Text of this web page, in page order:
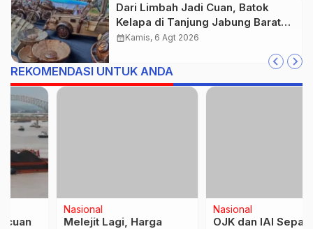
Dari Limbah Jadi Cuan, Batok
Kelapa di Tanjung Jabung Barat
Disulap Jadi Kerajinan Bernilai
calendar_monthKamis, 6 Agt 2026
REKOMENDASI UNTUK ANDA
Melejit Lagi, Harga
OJK dan IAI Sepakati